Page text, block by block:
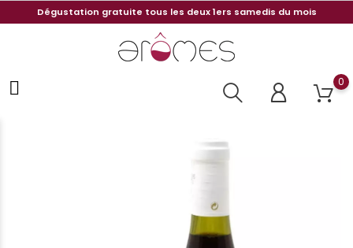
Dégustation gratuite tous les deux 1ers samedis du mois
0